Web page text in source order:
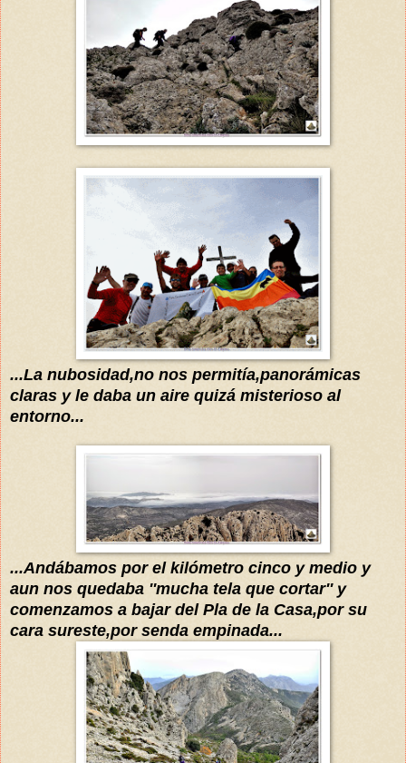
...La nubosidad,no nos permitía,panorámicas
claras y le daba un aire quizá misterioso al
entorno...
...Andábamos por el kilómetro cinco y medio y
aun nos quedaba ''mucha tela que cortar'' y
comenzamos a bajar del Pla de la Casa,por su
cara sureste,por senda empinada...